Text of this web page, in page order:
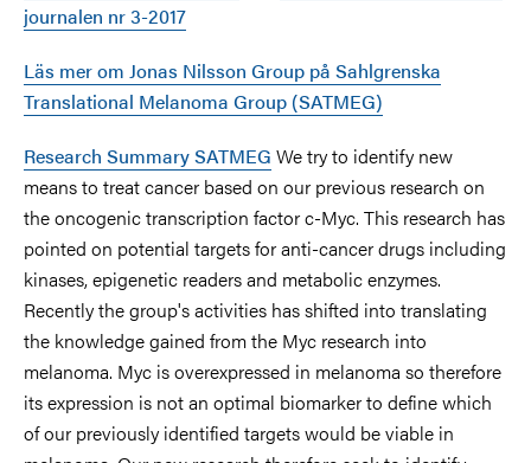
journalen nr 3-2017
Läs mer om Jonas Nilsson Group på Sahlgrenska
Translational Melanoma Group (SATMEG)
Research Summary SATMEG We try to identify new
means to treat cancer based on our previous research on
the oncogenic transcription factor c-Myc. This research has
pointed on potential targets for anti-cancer drugs including
kinases, epigenetic readers and metabolic enzymes.
Recently the group's activities has shifted into translating
the knowledge gained from the Myc research into
melanoma. Myc is overexpressed in melanoma so therefore
its expression is not an optimal biomarker to define which
of our previously identified targets would be viable in